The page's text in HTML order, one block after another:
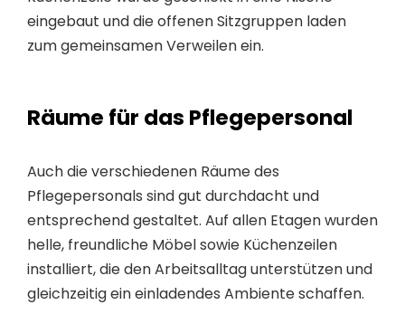
eingebaut und die offenen Sitzgruppen laden
zum gemeinsamen Verweilen ein.
Räume für das Pflegepersonal
Auch die verschiedenen Räume des
Pflegepersonals sind gut durchdacht und
entsprechend gestaltet. Auf allen Etagen wurden
helle, freundliche Möbel sowie Küchenzeilen
installiert, die den Arbeitsalltag unterstützen und
gleichzeitig ein einladendes Ambiente schaffen.